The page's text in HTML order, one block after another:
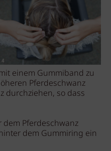
einem Gummiband zu
Pferdeschwanz
durchziehen, so dass
Pferdeschwanz
dem Gummiring ein